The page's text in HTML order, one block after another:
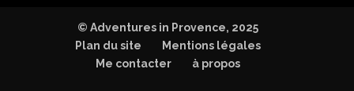
© Adventures in Provence, 2025
Plan du site
Mentions légales
Me contacter
à propos